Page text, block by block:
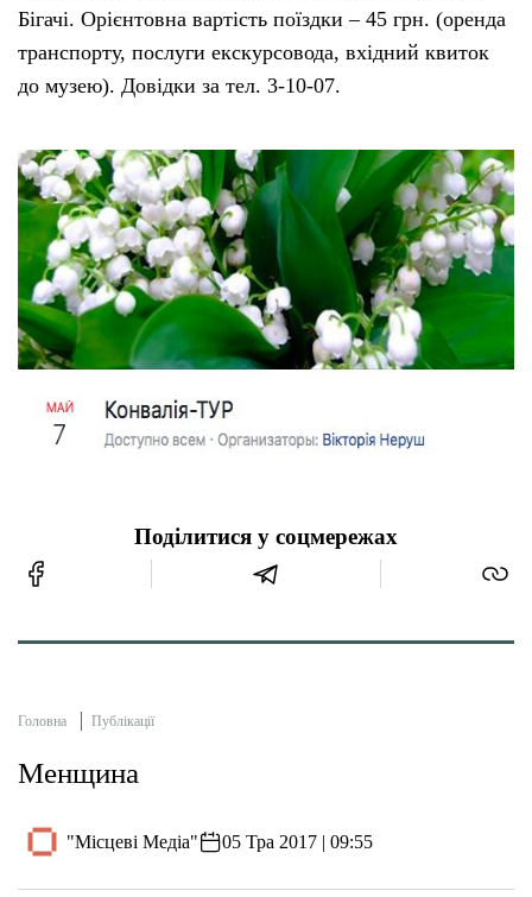
Підтримати «місцевих»
Редакційна політика
Етичний кодекс
Бігачі. Орієнтовна вартість поїздки – 45 грн. (оренда
транспорту, послуги екскурсовода, вхідний квиток
до музею). Довідки за тел. 3-10-07.
Поділитися у соцмережах
Головна Публікації
Менщина
"Місцеві Медіа" 05 Тра 2017 | 09:55